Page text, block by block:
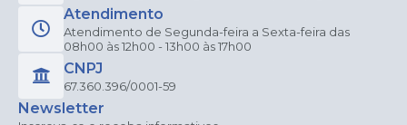
Atendimento
Atendimento de Segunda-feira a Sexta-feira das
08h00 às 12h00 - 13h00 às 17h00
CNPJ
67.360.396/0001-59
Newsletter